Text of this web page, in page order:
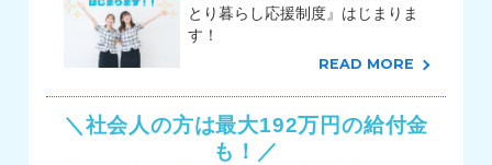
とり暮らし応援制度』はじまりま
す！
READ MORE
社会人の方は最大192万円の給付金
も！